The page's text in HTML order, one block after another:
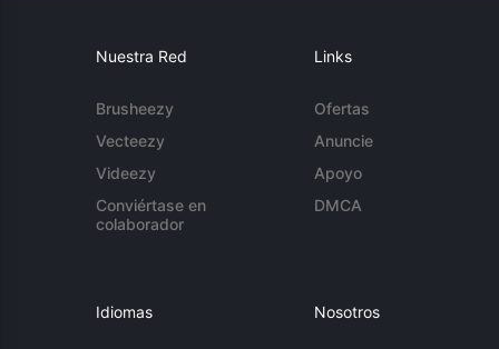
Nuestra Red
Brusheezy
Vecteezy
Videezy
Conviértase en
colaborador
Links
Ofertas
Anuncie
Apoyo
DMCA
Idiomas Nosotros